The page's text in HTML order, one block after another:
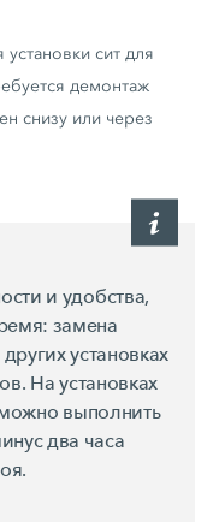
сит для
демонтаж
снизу или через
и удобства,
замена
установках
На установках
можно выполнить
два часа